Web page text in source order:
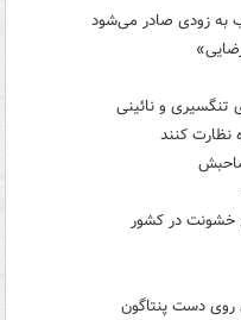
به زودی صادر می‌شود
تنگسیری و نائینی
نظارت کنند
خشونت در کشور